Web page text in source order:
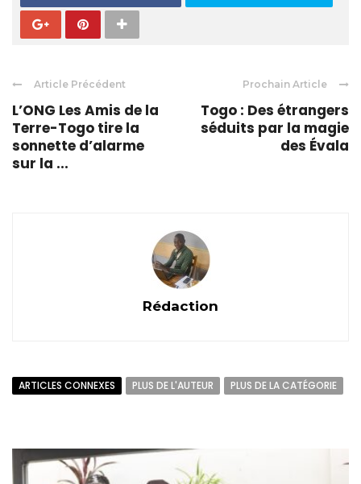
Article Précédent
L’ONG Les Amis de la
Terre-Togo tire la
sonnette d’alarme
sur la ...
Prochain Article
Togo : Des étrangers
séduits par la magie
des Évala
Rédaction
ARTICLES CONNEXES PLUS DE L'AUTEUR PLUS DE LA CATÉGORIE